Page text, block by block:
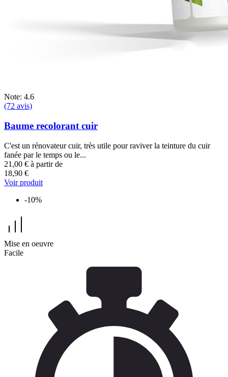
Note: 4.6
(72 avis)
Baume recolorant cuir
C'est un rénovateur cuir, très utile pour raviver la teinture du cuir
fanée par le temps ou le...
21,00 € à partir de
18,90 €
Voir produit
-10%
Mise en oeuvre
Facile